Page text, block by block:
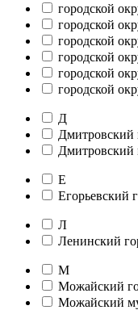
городской
городской
городской
городской
городской
городской
Д
Дмитровский
Дмитровский
Е
Егорьевский
Л
Ленинский
М
Можайский
Можайский